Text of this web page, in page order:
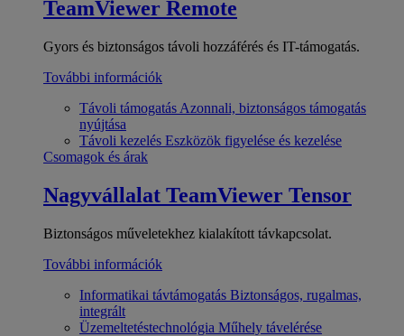
TeamViewer Remote
Gyors és biztonságos távoli hozzáférés és IT-támogatás.
További információk
Távoli támogatás Azonnali, biztonságos támogatás
nyújtása
Távoli kezelés Eszközök figyelése és kezelése
Csomagok és árak
Nagyvállalat TeamViewer Tensor
Biztonságos műveletekhez kialakított távkapcsolat.
További információk
Informatikai távtámogatás Biztonságos, rugalmas,
integrált
Üzemeltetéstechnológia Műhely távelérése